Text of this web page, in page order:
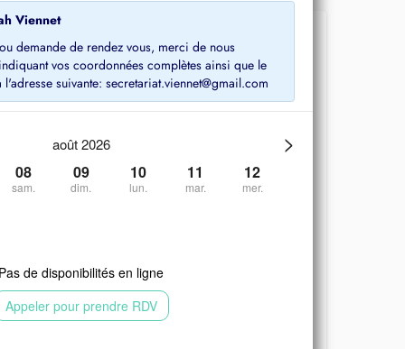
Viennet
demande de rendez vous, merci de nous
vos coordonnées complètes ainsi que le
suivante: secretariat.viennet@gmail.com
>
août 2026
08
sam.
09
dim.
10
lun.
11
mar.
12
mer.
Pas de disponibilités en ligne
Appeler pour prendre RDV